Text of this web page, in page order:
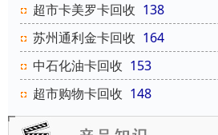
超市卡美罗卡回收 138
苏州通利金卡回收 164
中石化油卡回收 153
超市购物卡回收 148